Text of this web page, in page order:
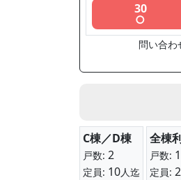
30
○
問い合わ
C棟／D棟
戸数: 2
定員: 10人迄
全棟
戸数: 1
定員: